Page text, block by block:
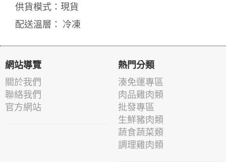
供貨模式：現貨
配送溫層： 冷凍
網站導覽
關於我們
聯絡我們
官方網站
熱門分類
湊免運專區
肉品雞肉類
批發專區
生鮮豬肉類
蔬食蔬菜類
調理雞肉類